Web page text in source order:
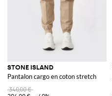
STONE ISLAND
Pantalon cargo en coton stretch
340,00 €